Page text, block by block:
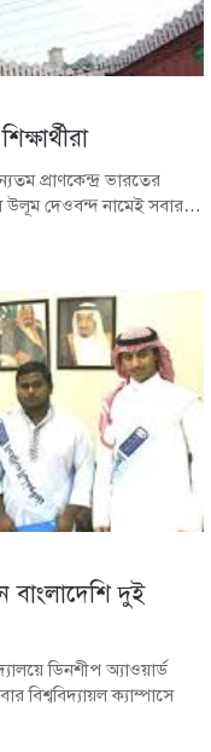
প্রাণকেন্দ্র ভারতের
উলূম দেওবন্দ নামেই সবার…
বাংলাদেশি দুই
ডিনশীপ অ্যাওয়ার্ড
বিশ্ববিদ্যায়ল ক্যাম্পাসে